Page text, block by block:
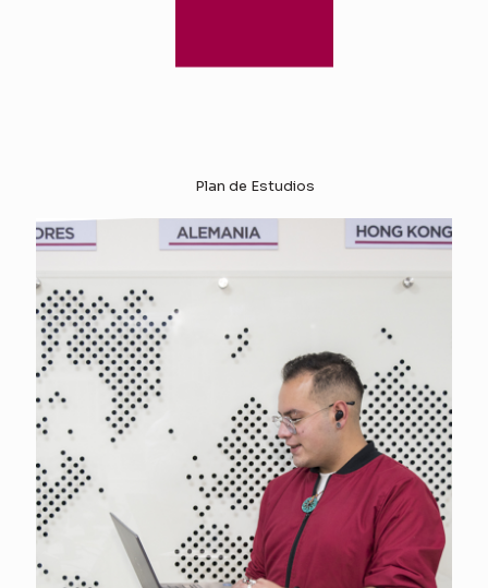
Plan de Estudios